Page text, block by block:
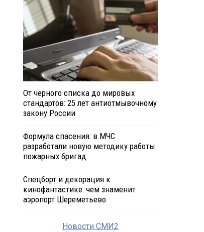
От черного списка до мировых
стандартов: 25 лет антиотмывочному
закону России
Формула спасения: в МЧС
разработали новую методику работы
пожарных бригад
Спецборт и декорация к
кинофантастике: чем знаменит
аэропорт Шереметьево
Новости СМИ2